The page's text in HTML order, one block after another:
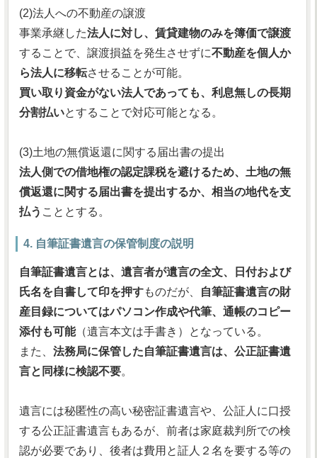
(2)法人への不動産の譲渡
事業承継した法人に対し、賃貸建物のみを簿価で譲渡
することで、譲渡損益を発生させずに不動産を個人か
ら法人に移転させることが可能。
買い取り資金がない法人であっても、利息無しの長期
分割払いとすることで対応可能となる。
(3)土地の無償返還に関する届出書の提出
法人側での借地権の認定課税を避けるため、土地の無
償返還に関する届出書を提出するか、相当の地代を支
払う こととする。
4. 自筆証書遺言の保管制度の説明
自筆証書遺言とは、遺言者が遺言の全文、日付および
氏名を自書して印を押すものだが、
自筆証書遺言の財
産目録についてはパソコン作成や代筆、通帳のコピー
添付も可能（遺言本文は手書き）となっている。
また、 法務局に保管した自筆証書遺言は、公正証書遺
言と同様に検認不要。
遺言には秘匿性の高い秘密証書遺言や、公証人に口授
する公正証書遺言もあるが、前者は家庭裁判所での検
認が必要であり、後者は費用と証人２名を要する等の